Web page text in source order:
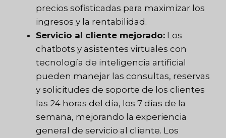
precios sofisticadas para maximizar los
ingresos y la rentabilidad.
Servicio al cliente mejorado: Los
chatbots y asistentes virtuales con
tecnología de inteligencia artificial
pueden manejar las consultas, reservas
y solicitudes de soporte de los clientes
las 24 horas del día, los 7 días de la
semana, mejorando la experiencia
general de servicio al cliente. Los